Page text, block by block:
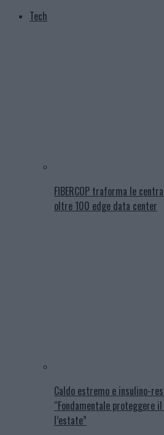
Tech
FIBERCOP traforma le
oltre 100 edge data center
Caldo estremo e insulino-
“Fondamentale proteggere
l’estate”